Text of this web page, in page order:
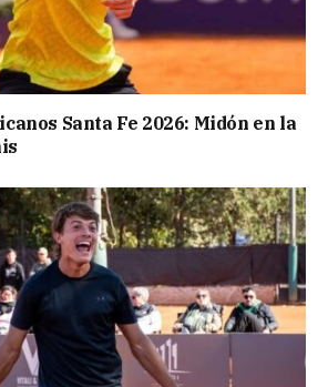
Santa Fe 2026: Midón en la